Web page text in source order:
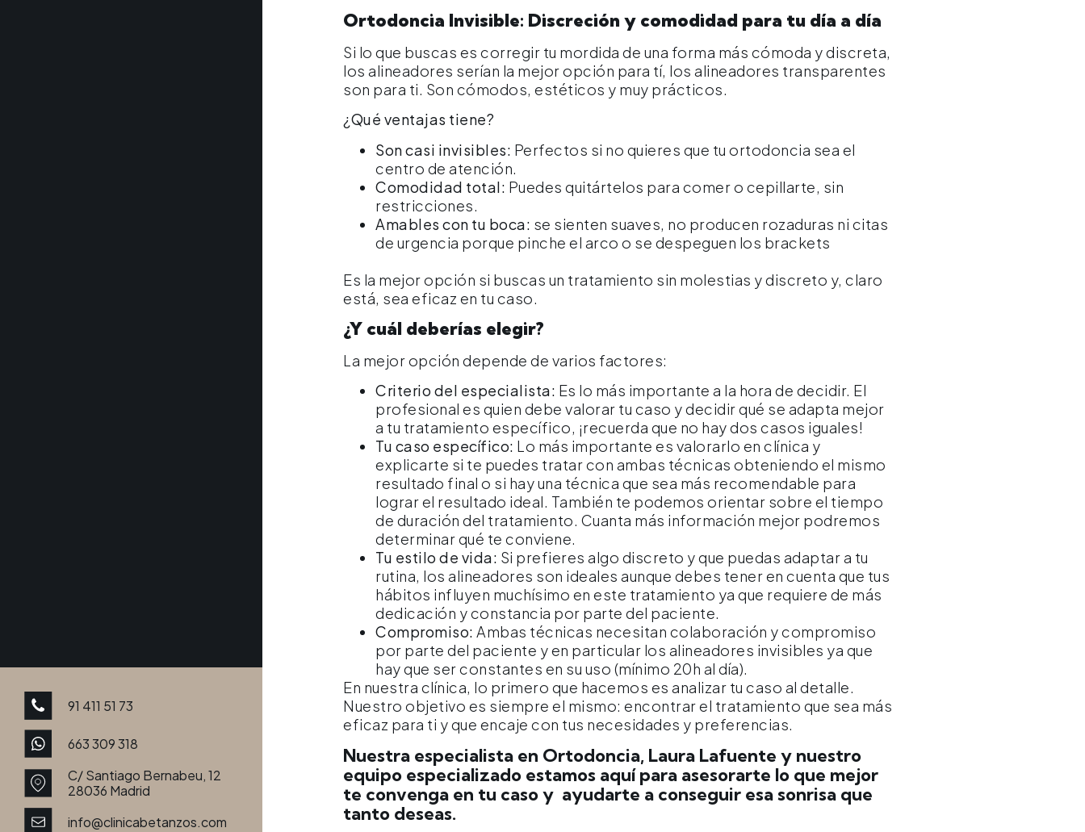
91 411 51 73
663 309 318
C/ Santiago Bernabeu, 12
28036 Madrid
info@clinicabetanzos.com
Ortodoncia Invisible: Discreción y comodidad para tu día a día
Si lo que buscas es corregir tu mordida de una forma más cómoda y discreta,
los alineadores serían la mejor opción para tí, los alineadores transparentes
son para ti. Son cómodos, estéticos y muy prácticos.
¿Qué ventajas tiene?
Son casi invisibles: Perfectos si no quieres que tu ortodoncia sea el
centro de atención.
Comodidad total: Puedes quitártelos para comer o cepillarte, sin
restricciones.
Amables con tu boca: se sienten suaves, no producen rozaduras ni citas
de urgencia porque pinche el arco o se despeguen los brackets
Es la mejor opción si buscas un tratamiento sin molestias y discreto y, claro
está, sea eficaz en tu caso.
¿Y cuál deberías elegir?
La mejor opción depende de varios factores:
Criterio del especialista: Es lo más importante a la hora de decidir. El
profesional es quien debe valorar tu caso y decidir qué se adapta mejor
a tu tratamiento específico, ¡recuerda que no hay dos casos iguales!
Tu caso específico: Lo más importante es valorarlo en clínica y
explicarte si te puedes tratar con ambas técnicas obteniendo el mismo
resultado final o si hay una técnica que sea más recomendable para
lograr el resultado ideal. También te podemos orientar sobre el tiempo
de duración del tratamiento. Cuanta más información mejor podremos
determinar qué te conviene.
Tu estilo de vida: Si prefieres algo discreto y que puedas adaptar a tu
rutina, los alineadores son ideales aunque debes tener en cuenta que tus
hábitos influyen muchísimo en este tratamiento ya que requiere de más
dedicación y constancia por parte del paciente.
Compromiso: Ambas técnicas necesitan colaboración y compromiso
por parte del paciente y en particular los alineadores invisibles ya que
hay que ser constantes en su uso (mínimo 20h al día).
En nuestra clínica, lo primero que hacemos es analizar tu caso al detalle.
Nuestro objetivo es siempre el mismo: encontrar el tratamiento que sea más
eficaz para ti y que encaje con tus necesidades y preferencias.
Nuestra especialista en Ortodoncia, Laura Lafuente y nuestro
equipo especializado estamos aquí para asesorarte lo que mejor
te convenga en tu caso y ayudarte a conseguir esa sonrisa que
tanto deseas.